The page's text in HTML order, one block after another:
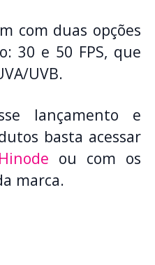
com duas opções
30 e 50 FPS, que
UVB.
lançamento e
basta acessar
Hinode ou com os
marca.